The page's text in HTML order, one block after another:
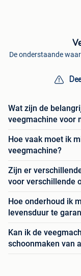
De onderstaande
Wat zijn de
veegmachine voor
Hoe vaak moet ik
veegmachine?
Zijn er
voor verschillende
Hoe onderhoud ik
levensduur te
Kan ik de
schoonmaken van